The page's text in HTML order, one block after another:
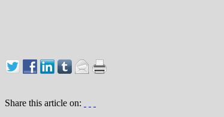
Share this article on: